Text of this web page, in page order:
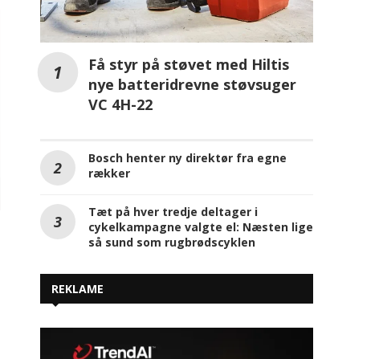
Få styr på støvet med Hiltis
nye batteridrevne støvsuger
VC 4H-22
Bosch henter ny direktør fra egne
rækker
Tæt på hver tredje deltager i
cykelkampagne valgte el: Næsten lige
så sund som rugbrødscyklen
REKLAME